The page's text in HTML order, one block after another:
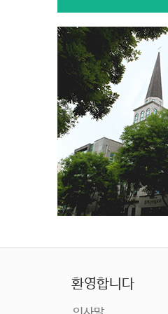
환영합니다